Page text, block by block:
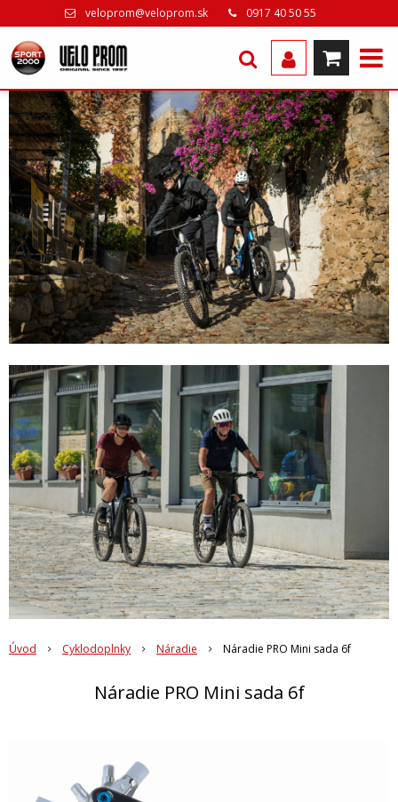
veloprom@veloprom.sk 0917 40 50 55
Úvod Cyklodoplnky Náradie Náradie PRO Mini sada 6f
Náradie PRO Mini sada 6f